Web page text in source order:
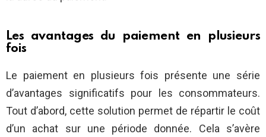
Les avantages du paiement en plusieurs
fois
Le paiement en plusieurs fois présente une série
d’avantages significatifs pour les consommateurs.
Tout d’abord, cette solution permet de répartir le coût
d’un achat sur une période donnée. Cela s’avère